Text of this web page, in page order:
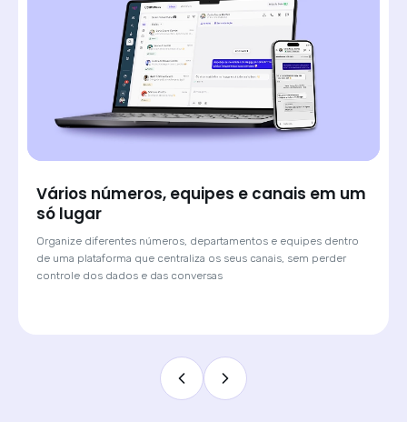
Saiba de onde veio cada lead e atenda
com o contexto certo
Quando o cliente chega por um anúncio de Click-to-WhatsApp,
a Huggy mostra qual campanha originou a conversa. O
atendente sabe o contexto antes de digitar a primeira